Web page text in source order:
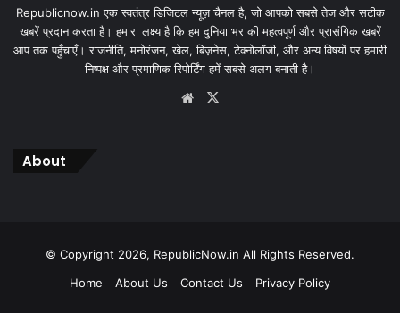
Republicnow.in एक स्वतंत्र डिजिटल न्यूज़ चैनल है, जो आपको सबसे तेज और सटीक
खबरें प्रदान करता है। हमारा लक्ष्य है कि हम दुनिया भर की महत्वपूर्ण और प्रासंगिक खबरें
आप तक पहुँचाएँ। राजनीति, मनोरंजन, खेल, बिज़नेस, टेक्नोलॉजी, और अन्य विषयों पर हमारी
निष्पक्ष और प्रमाणिक रिपोर्टिंग हमें सबसे अलग बनाती है।
Website
About
© Copyright 2026, RepublicNow.in All Rights Reserved.
Home
About Us Contact Us Privacy Policy